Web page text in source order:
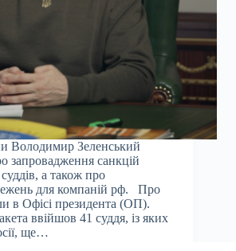
Володимир Зеленський
запровадження санкцій
а також про
для компаній рф. Про
в Офісі президента (ОП).
ввійшов 41 суддя, із яких
ще…